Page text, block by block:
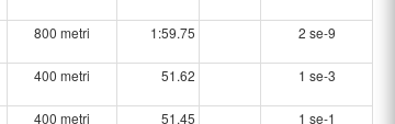
800 metri 1:59.75 2 se-9
400 metri 51.62 1 se-3
400 metri 51.45 1 se-1